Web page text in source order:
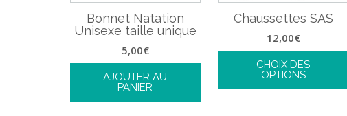
Bonnet Natation
Unisexe taille unique
5,00€
AJOUTER AU
PANIER
Chaussettes SAS
12,00€
CHOIX DES
OPTIONS